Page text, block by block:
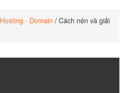
Hosting - Domain / Cách nén và giải